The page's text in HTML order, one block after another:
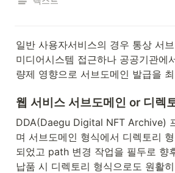
일반 사용자서비스의 경우 통상 서
미디어시스템 접근하나 공공기관에
량제 영향으로 서브도메인 발급을
웹 서비스 서브도메인 or 디렉
DDA(Daegu Digital NFT Archive)
며 서브도메인 형식에서 디렉토리
되었고 path 변경 작업을 필두로 향
납품 시 디렉토리 형식으로도 원활